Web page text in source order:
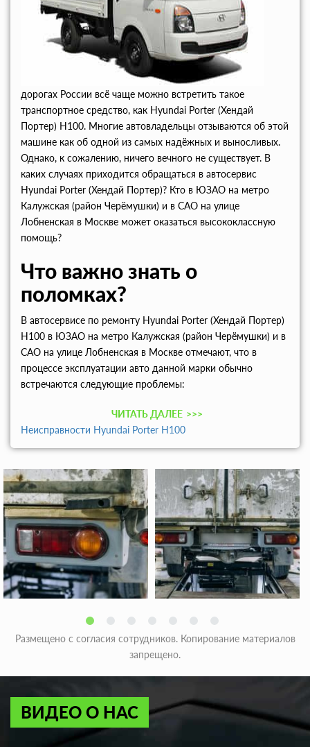
дорогах России всё чаще можно встретить такое
транспортное средство, как Hyundai Porter (Хендай
Портер) Н100. Многие автовладельцы отзываются об этой
машине как об одной из самых надёжных и выносливых.
Однако, к сожалению, ничего вечного не существует. В
каких случаях приходится обращаться в автосервис
Hyundai Porter (Хендай Портер)? Кто в ЮЗАО на метро
Калужская (район Черёмушки) и в САО на улице
Лобненская в Москве может оказаться высококлассную
помощь?
Что важно знать о
поломках?
В автосервисе по ремонту Hyundai Porter (Хендай Портер)
Н100 в ЮЗАО на метро Калужская (район Черёмушки) и в
САО на улице Лобненская в Москве отмечают, что в
процессе эксплуатации авто данной марки обычно
встречаются следующие проблемы:
ЧИТАТЬ ДАЛЕЕ >>>
Неисправности Hyundai Porter Н100
Размещено с согласия сотрудников. Копирование материалов
запрещено.
ВИДЕО О НАС